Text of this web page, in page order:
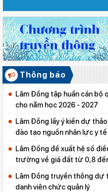
Thông báo
Lâm Đồng tập huấn cán bộ
cho năm học 2026 - 2027
Lâm Đồng lấy ý kiến dự
đào tạo nguồn nhân lực y tế
Lâm Đồng đề xuất hệ số
trường về giá đất từ 0,8
Lâm Đồng truyền thông dự
danh viên chức quản lý